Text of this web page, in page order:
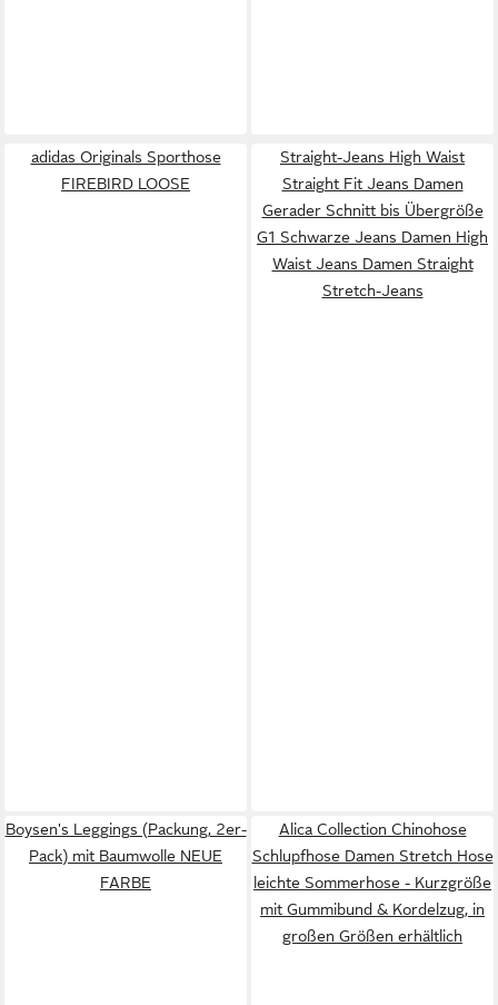
adidas Originals Sporthose
FIREBIRD LOOSE
Straight-Jeans High Waist
Straight Fit Jeans Damen
Gerader Schnitt bis Übergröße
G1 Schwarze Jeans Damen High
Waist Jeans Damen Straight
Stretch-Jeans
Boysen's Leggings (Packung, 2er-
Pack) mit Baumwolle NEUE
FARBE
Alica Collection Chinohose
Schlupfhose Damen Stretch Hose
leichte Sommerhose - Kurzgröße
mit Gummibund & Kordelzug, in
großen Größen erhältlich